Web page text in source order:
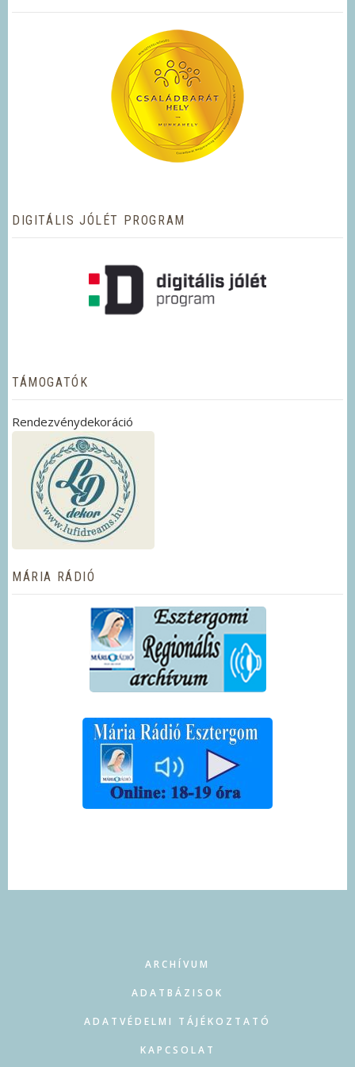
DIGITÁLIS JÓLÉT PROGRAM
TÁMOGATÓK
Rendezvénydekoráció
MÁRIA RÁDIÓ
ARCHÍVUM
ADATBÁZISOK
ADATVÉDELMI TÁJÉKOZTATÓ
KAPCSOLAT